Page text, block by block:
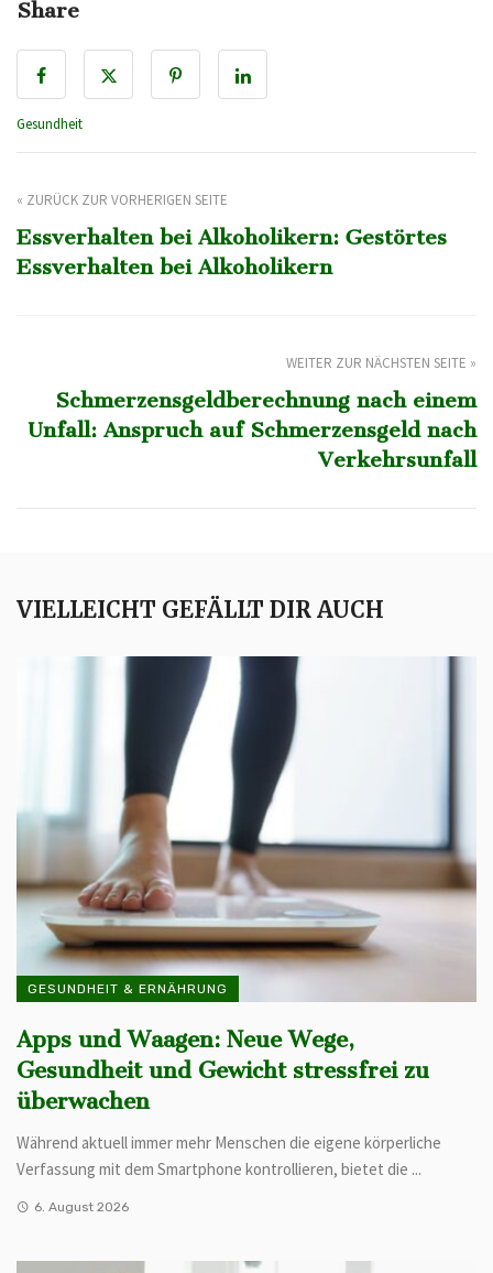
Share
Gesundheit
« ZURÜCK ZUR VORHERIGEN SEITE
Essverhalten bei Alkoholikern: Gestörtes
Essverhalten bei Alkoholikern
WEITER ZUR NÄCHSTEN SEITE »
Schmerzensgeldberechnung nach einem
Unfall: Anspruch auf Schmerzensgeld nach
Verkehrsunfall
VIELLEICHT GEFÄLLT DIR AUCH
GESUNDHEIT & ERNÄHRUNG
Apps und Waagen: Neue Wege,
Gesundheit und Gewicht stressfrei zu
überwachen
Während aktuell immer mehr Menschen die eigene körperliche
Verfassung mit dem Smartphone kontrollieren, bietet die ...
6. August 2026